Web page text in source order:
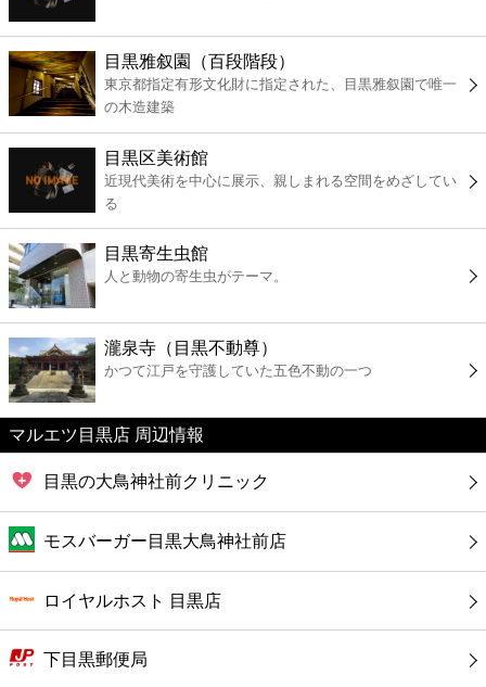
スーパー
エンタメ
レジャー
書店
ファミレス
カフェ
ショッピング
銀行
公共
病院
ホテル
目黒雅叙園（百段階段）
東京都指定有形文化財に指定された、目黒雅叙園で唯一
の木造建築
目黒区美術館
近現代美術を中心に展示、親しまれる空間をめざしてい
る
目黒寄生虫館
人と動物の寄生虫がテーマ。
瀧泉寺（目黒不動尊）
かつて江戸を守護していた五色不動の一つ
マルエツ目黒店 周辺情報
目黒の大鳥神社前クリニック
モスバーガー目黒大鳥神社前店
ロイヤルホスト 目黒店
下目黒郵便局